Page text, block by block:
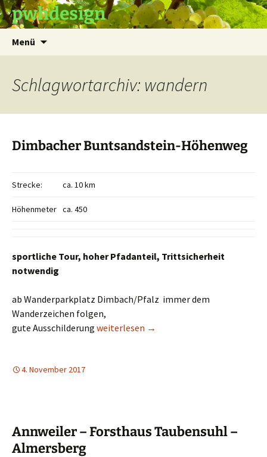
pwhdesign
Menü
Schlagwortarchiv: wandern
Dimbacher Buntsandstein-Höhenweg
Strecke: ca. 10 km
Höhenmeter ca. 450
sportliche Tour, hoher Pfadanteil, Trittsicherheit
notwendig
ab Wanderparkplatz Dimbach/Pfalz immer dem
Wanderzeichen folgen,
gute Ausschilderung Dimbacher Buntsandstein-Höhenweg
weiterlesen →
4. November 2017
Annweiler – Forsthaus Taubensuhl –
Almersberg